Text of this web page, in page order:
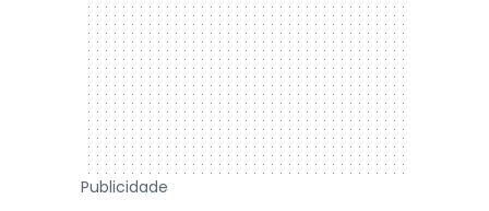
Publicidade